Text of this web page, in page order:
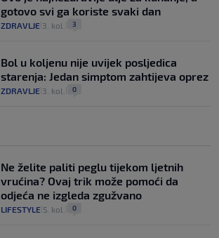
gotovo svi ga koriste svaki dan
ZDRAVLJE 3. kol. 3
Bol u koljenu nije uvijek posljedica
starenja: Jedan simptom zahtijeva oprez
ZDRAVLJE 3. kol. 0
Ne želite paliti peglu tijekom ljetnih
vrućina? Ovaj trik može pomoći da
odjeća ne izgleda zgužvano
LIFESTYLE 5. kol. 0